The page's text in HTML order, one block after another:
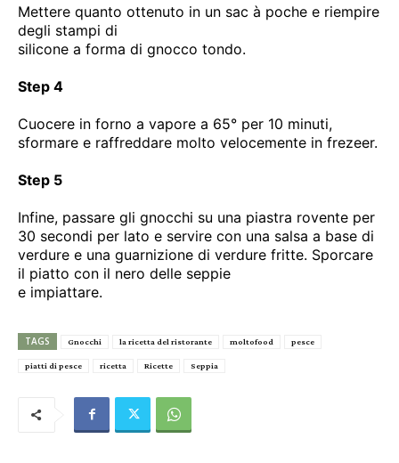
Mettere quanto ottenuto in un sac à poche e riempire
degli stampi di
silicone a forma di gnocco tondo.
Step 4
Cuocere in forno a vapore a 65° per 10 minuti,
sformare e raffreddare molto velocemente in frezeer.
Step 5
Infine, passare gli gnocchi su una piastra rovente per
30 secondi per lato e servire con una salsa a base di
verdure e una guarnizione di verdure fritte. Sporcare
il piatto con il nero delle seppie
e impiattare.
TAGS Gnocchi la ricetta del ristorante moltofood pesce
piatti di pesce ricetta Ricette Seppia